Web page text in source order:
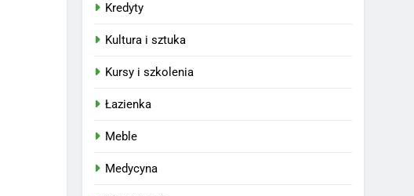
Kredyty
Kultura i sztuka
Kursy i szkolenia
Łazienka
Meble
Medycyna